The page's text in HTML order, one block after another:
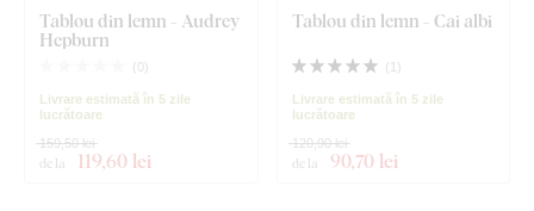
Tablou din lemn - Audrey
Hepburn
( 0)
Livrare estimată în 5 zile
lucrătoare
de la 119,60 lei
159,50 lei
Tablou din lemn - Cai albi
( 1 )
Livrare estimată în 5 zile
lucrătoare
de la 90,70 lei
120,90 lei